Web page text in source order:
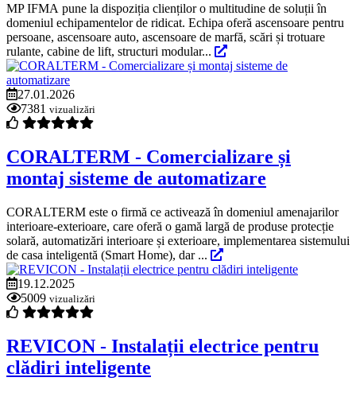
MP IFMA pune la dispoziția clienților o multitudine de soluții în
domeniul echipamentelor de ridicat. Echipa oferă ascensoare pentru
persoane, ascensoare auto, ascensoare de marfă, scări și trotuare
rulante, cabine de lift, structuri modular...
27.01.2026
7381 vizualizări
CORALTERM - Comercializare și
montaj sisteme de automatizare
CORALTERM este o firmă ce activează în domeniul amenajarilor
interioare-exterioare, care oferă o gamă largă de produse protecție
solară, automatizări interioare și exterioare, implementarea sistemului
de casa inteligentă (Smart Home), dar ...
19.12.2025
5009 vizualizări
REVICON - Instalații electrice pentru
clădiri inteligente